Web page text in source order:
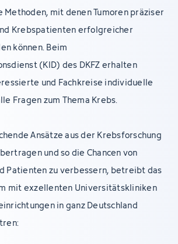
mit denen Tumoren präziser
Krebspatienten erfolgreicher
können. Beim
(KID) des DKFZ erhalten
und Fachkreise individuelle
Fragen zum Thema Krebs.
Ansätze aus der Krebsforschung
und so die Chancen von
Patienten zu verbessern, betreibt das
mit exzellenten Universitätskliniken
in ganz Deutschland